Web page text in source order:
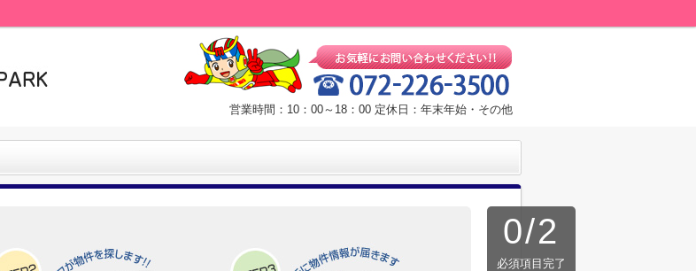
営業時間：10：00～18：00 定休日：年末年始・その他
0/2
必須項目完了